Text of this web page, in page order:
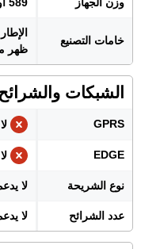
خامات التصنيع
ظهر
الشبكات
GPRS
EDGE
نوع الشريحة لا
عدد الشرائح لا